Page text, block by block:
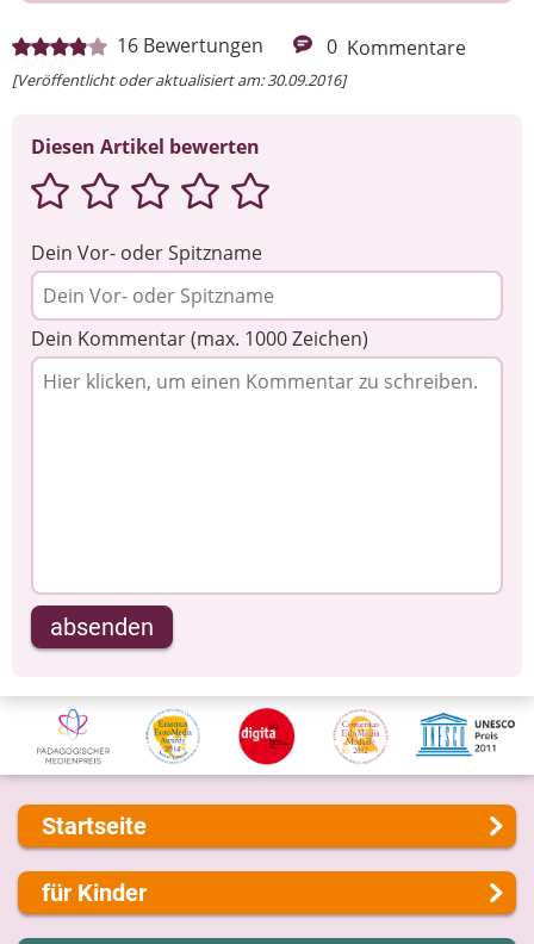
16 Bewertungen 0 Kommentare
[Veröffentlicht oder aktualisiert am: 30.09.2016]
Diesen Artikel bewerten
Dein Vor- oder Spitzname
Dein Kommentar (max. 1000 Zeichen)
absenden
Ihre Nachricht
Startseite
Über uns
Presse
für Kinder